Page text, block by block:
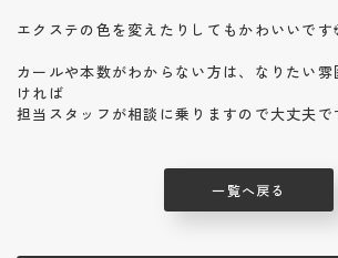
エクステの色を変えたりしてもかわいいです
カールや本数がわからない方は、なりたい
ければ
担当スタッフが相談に乗りますので大丈夫
一覧へ戻る